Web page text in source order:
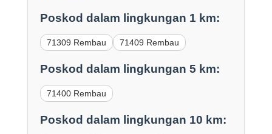
Poskod dalam lingkungan 1 km:
71309 Rembau 71409 Rembau
Poskod dalam lingkungan 5 km:
71400 Rembau
Poskod dalam lingkungan 10 km: